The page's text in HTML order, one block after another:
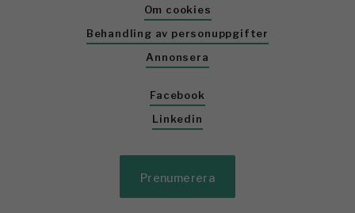
Om cookies
Behandling av personuppgifter
Annonsera
Facebook
Linkedin
Prenumerera